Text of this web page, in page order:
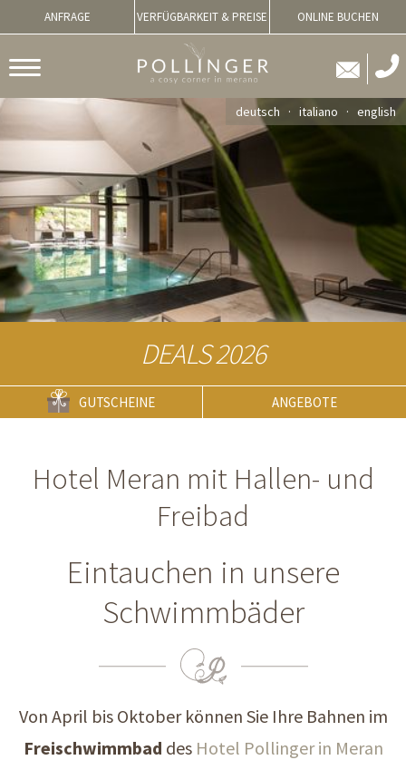
ANFRAGE VERFÜGBARKEIT & PREISE ONLINE BUCHEN
deutsch italiano english
DEALS 2026
GUTSCHEINE ANGEBOTE
Hotel Meran mit Hallen- und
Freibad
Eintauchen in unsere
Schwimmbäder
Von April bis Oktober können Sie Ihre Bahnen im
Freischwimmbad des Hotel Pollinger in Meran